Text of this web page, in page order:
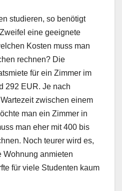
studieren, so benötigt
eine geeignete
Kosten muss man
rechnen? Die
für ein Zimmer im
292 EUR. Je nach
zwischen einem
man ein Zimmer in
man eher mit 400 bis
Noch teurer wird es,
Wohnung anmieten
für viele Studenten kaum